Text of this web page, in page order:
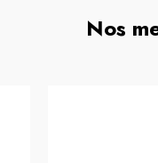
Nos